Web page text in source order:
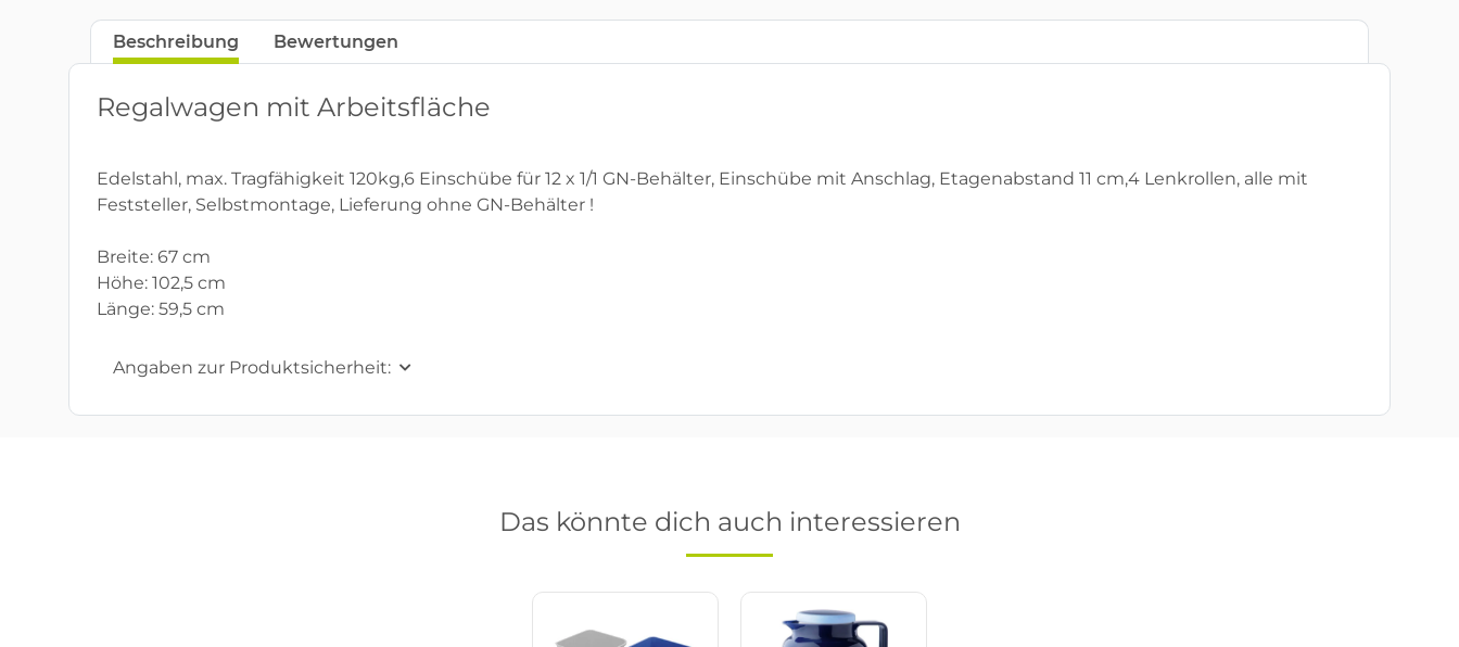
Beschreibung Bewertungen
Regalwagen mit Arbeitsfläche
Edelstahl, max. Tragfähigkeit 120kg,6 Einschübe für 12 x 1/1 GN-Behälter, Einschübe mit Anschlag, Etagenabstand 11 cm,4 Lenkrollen, alle mit
Feststeller, Selbstmontage, Lieferung ohne GN-Behälter !
Breite: 67 cm
Höhe: 102,5 cm
Länge: 59,5 cm
Angaben zur Produktsicherheit:
Das könnte dich auch interessieren